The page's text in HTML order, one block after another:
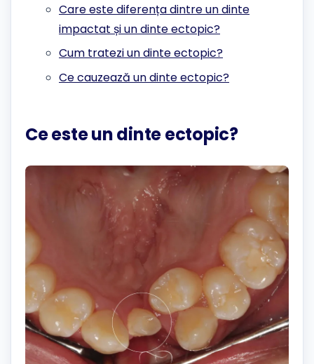
Care este diferența dintre un dinte
impactat și un dinte ectopic?
Cum tratezi un dinte ectopic?
Ce cauzează un dinte ectopic?
Ce este un dinte ectopic?